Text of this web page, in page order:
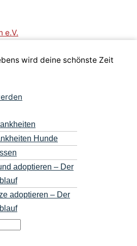
e.V.
Hunde
adoptieren – Der
adoptieren – Der
wird deine schönste Zeit